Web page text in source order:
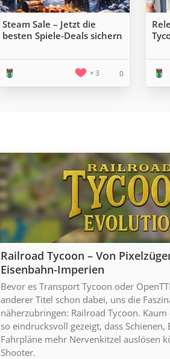
Steam Sale – Jetzt die
besten Spiele-Deals sichern
3 0
Railroad Tycoon – Von
Eisenbahn-Imperien
Bevor es Transport Tycoon oder
anderer Titel schon dabei, uns die
näherzubringen: Railroad Tycoon.
so eindrucksvoll gezeigt, dass Schienen,
Fahrpläne mehr Nervenkitzel auslösen
Shooter.